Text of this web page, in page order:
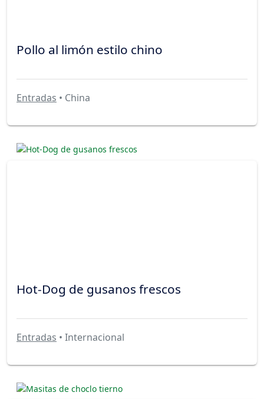
Pollo al limón estilo chino
Entradas • China
Hot-Dog de gusanos frescos
Entradas • Internacional